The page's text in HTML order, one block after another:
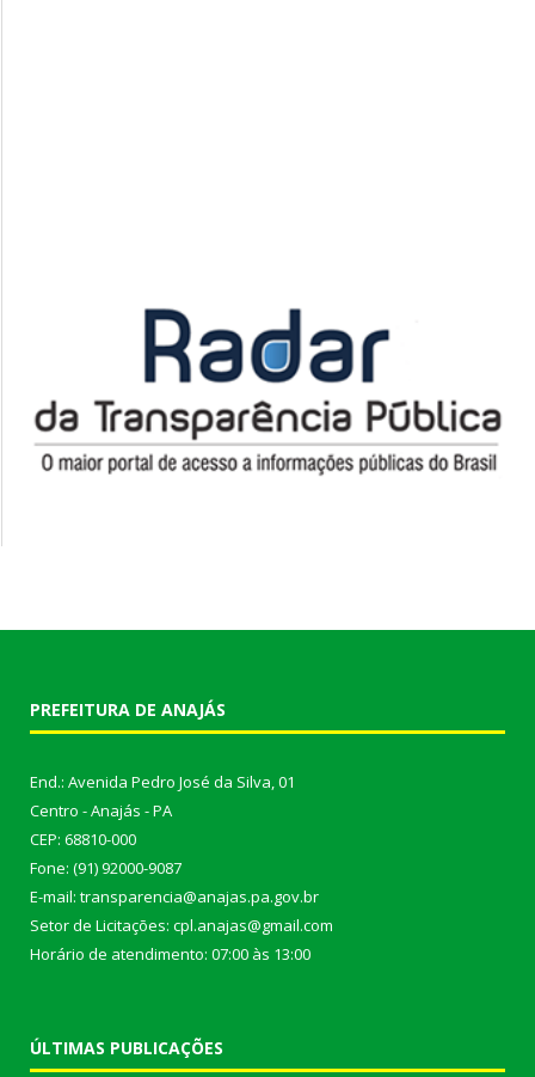
PREFEITURA DE ANAJÁS
End.: Avenida Pedro José da Silva, 01
Centro - Anajás - PA
CEP: 68810-000
Fone: (91) 92000-9087
E-mail: transparencia@anajas.pa.gov.br
Setor de Licitações: cpl.anajas@gmail.com
Horário de atendimento: 07:00 às 13:00
ÚLTIMAS PUBLICAÇÕES